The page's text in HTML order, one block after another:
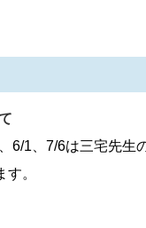
6/1、7/6は三宅先生
。